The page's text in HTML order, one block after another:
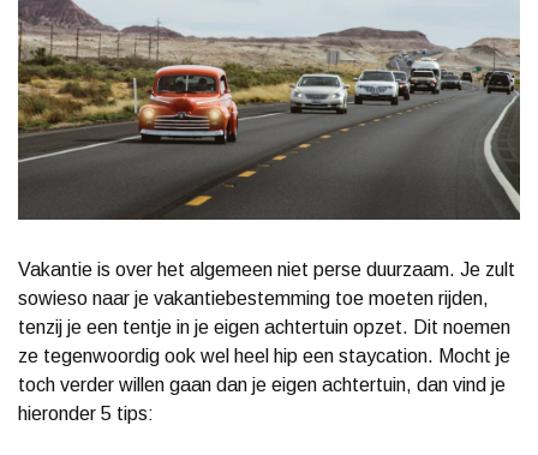
Vakantie is over het algemeen niet perse duurzaam. Je zult
sowieso naar je vakantiebestemming toe moeten rijden,
tenzij je een tentje in je eigen achtertuin opzet. Dit noemen
ze tegenwoordig ook wel heel hip een staycation. Mocht je
toch verder willen gaan dan je eigen achtertuin, dan vind je
hieronder 5 tips: